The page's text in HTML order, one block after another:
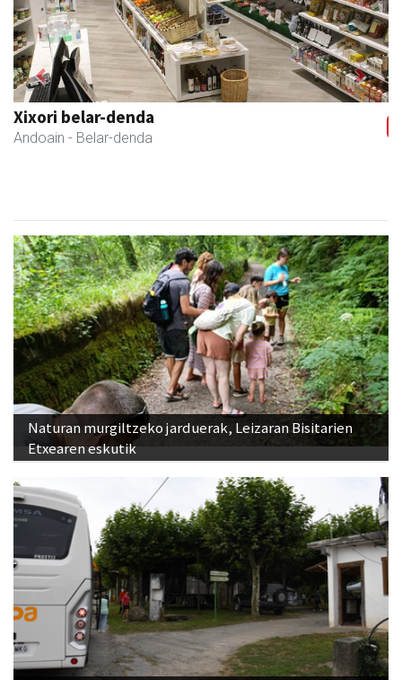
Elizondo taberna
Andoain -
Previous Next
Naturan murgiltzeko jarduerak, Leizaran Bisitarien
Etxearen eskutik